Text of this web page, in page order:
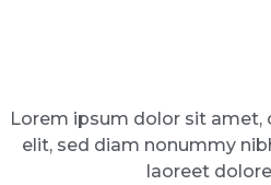
Lorem ipsum dolor sit amet,
elit, sed diam nonummy
laoreet